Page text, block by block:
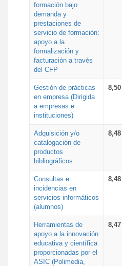
formación bajo
demanda y
prestaciones de
servicio de formación:
apoyo a la
formalización y
facturación a través
del CFP
Gestión de prácticas
en empresa (Dirigida
a empresas e
instituciones)
8,50
Adquisición y/o
catalogación de
productos
bibliográficos
8,48
Consultas e
incidencias en
servicios informáticos
(alumnos)
8,48
Herramientas de
apoyo a la innovación
educativa y científica
proporcionadas por el
ASIC (Polimedia,
8,47